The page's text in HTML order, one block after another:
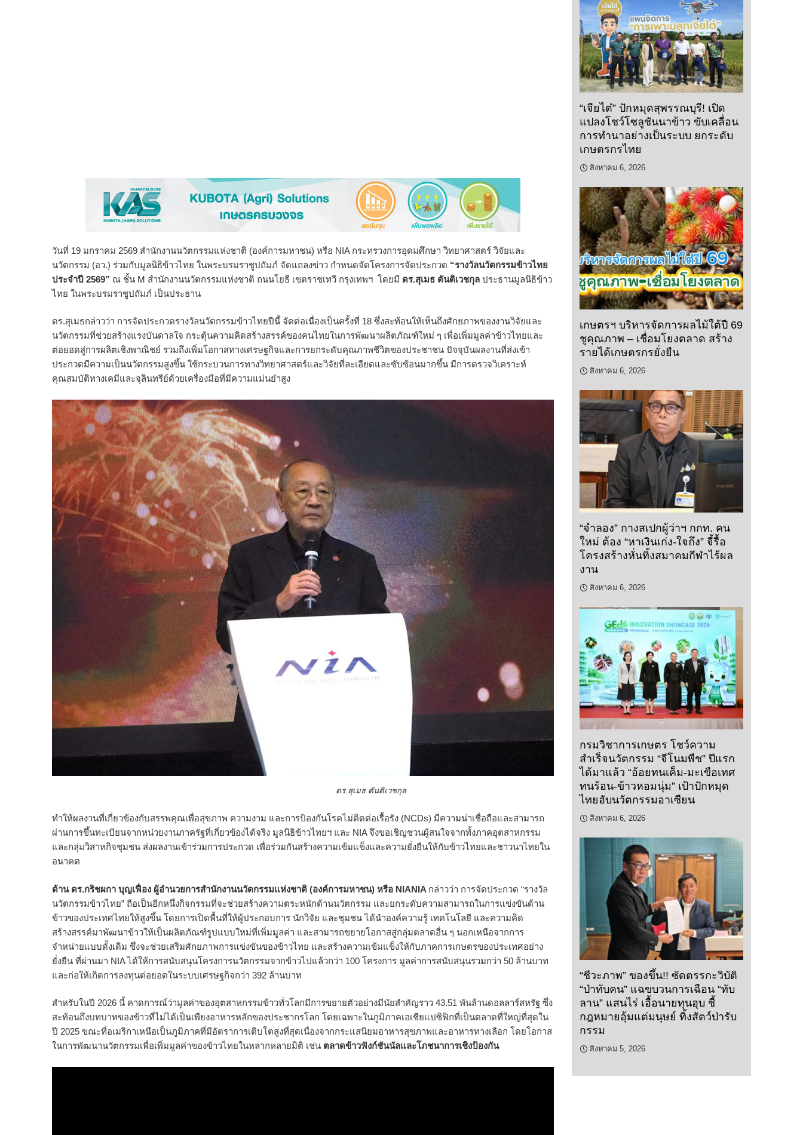
วันที่ 19 มกราคม 2569 สำนักงานนวัตกรรมแห่งชาติ (องค์การมหาชน) หรือ NIA กระทรวงการอุดมศึกษา วิทยาศาสตร์ วิจัยและ
นวัตกรรม (อว.) ร่วมกับมูลนิธิข้าวไทย ในพระบรมราชูปถัมภ์ จัดแถลงข่าว กำหนดจัดโครงการจัดประกวด “รางวัลนวัตกรรมข้าวไทย
ประจำปี 2569” ณ ชั้น M สำนักงานนวัตกรรมแห่งชาติ ถนนโยธี เขตราชเทวี กรุงเทพฯ โดยมี ดร.สุเมธ ตันติเวชกุล ประธานมูลนิธิข้าว
ไทย ในพระบรมราชูปถัมภ์ เป็นประธาน
ดร.สุเมธกล่าวว่า การจัดประกวดรางวัลนวัตกรรมข้าวไทยปีนี้ จัดต่อเนื่องเป็นครั้งที่ 18 ซึ่งสะท้อนให้เห็นถึงศักยภาพของงานวิจัยและ
นวัตกรรมที่ช่วยสร้างแรงบันดาลใจ กระตุ้นความคิดสร้างสรรค์ของคนไทยในการพัฒนาผลิตภัณฑ์ใหม่ ๆ เพื่อเพิ่มมูลค่าข้าวไทยและ
ต่อยอดสู่การผลิตเชิงพาณิชย์ รวมถึงเพิ่มโอกาสทางเศรษฐกิจและการยกระดับคุณภาพชีวิตของประชาชน ปัจจุบันผลงานที่ส่งเข้า
ประกวดมีความเป็นนวัตกรรมสูงขึ้น ใช้กระบวนการทางวิทยาศาสตร์และวิจัยที่ละเอียดและซับซ้อนมากขึ้น มีการตรวจวิเคราะห์
คุณสมบัติทางเคมีและจุลินทรีย์ด้วยเครื่องมือที่มีความแม่นยำสูง
ดร.สุเมธ ตันติเวชกุล
ทำให้ผลงานที่เกี่ยวข้องกับสรรพคุณเพื่อสุขภาพ ความงาม และการป้องกันโรคไม่ติดต่อเรื้อรัง (NCDs) มีความน่าเชื่อถือและสามารถ
ผ่านการขึ้นทะเบียนจากหน่วยงานภาครัฐที่เกี่ยวข้องได้จริง มูลนิธิข้าวไทยฯ และ NIA จึงขอเชิญชวนผู้สนใจจากทั้งภาคอุตสาหกรรม
และกลุ่มวิสาหกิจชุมชน ส่งผลงานเข้าร่วมการประกวด เพื่อร่วมกันสร้างความเข้มแข็งและความยั่งยืนให้กับข้าวไทยและชาวนาไทยใน
อนาคต
ด้าน ดร.กริชผกา บุญเฟื่อง ผู้อำนวยการสำนักงานนวัตกรรมแห่งชาติ (องค์การมหาชน) หรือ NIANIA กล่าวว่า การจัดประกวด “รางวัล
นวัตกรรมข้าวไทย” ถือเป็นอีกหนึ่งกิจกรรมที่จะช่วยสร้างความตระหนักด้านนวัตกรรม และยกระดับความสามารถในการแข่งขันด้าน
ข้าวของประเทศไทยให้สูงขึ้น โดยการเปิดพื้นที่ให้ผู้ประกอบการ นักวิจัย และชุมชน ได้นำองค์ความรู้ เทคโนโลยี และความคิด
สร้างสรรค์มาพัฒนาข้าวให้เป็นผลิตภัณฑ์รูปแบบใหม่ที่เพิ่มมูลค่า และสามารถขยายโอกาสสู่กลุ่มตลาดอื่น ๆ นอกเหนือจากการ
จำหน่ายแบบดั้งเดิม ซึ่งจะช่วยเสริมศักยภาพการแข่งขันของข้าวไทย และสร้างความเข้มแข็งให้กับภาคการเกษตรของประเทศอย่าง
ยั่งยืน ที่ผ่านมา NIA ได้ให้การสนับสนุนโครงการนวัตกรรมจากข้าวไปแล้วกว่า 100 โครงการ มูลค่าการสนับสนุนรวมกว่า 50 ล้านบาท
และก่อให้เกิดการลงทุนต่อยอดในระบบเศรษฐกิจกว่า 392 ล้านบาท
สำหรับในปี 2026 นี้ คาดการณ์ว่ามูลค่าของอุตสาหกรรมข้าวทั่วโลกมีการขยายตัวอย่างมีนัยสำคัญราว 43.51 พันล้านดอลลาร์สหรัฐ ซึ่ง
สะท้อนถึงบทบาทของข้าวที่ไม่ได้เป็นเพียงอาหารหลักของประชากรโลก โดยเฉพาะในภูมิภาคเอเชียแปซิฟิกที่เป็นตลาดที่ใหญ่ที่สุดใน
ปี 2025 ขณะที่อเมริกาเหนือเป็นภูมิภาคที่มีอัตราการเติบโตสูงที่สุดเนื่องจากกระแสนิยมอาหารสุขภาพและอาหารทางเลือก โดยโอกาส
ในการพัฒนานวัตกรรมเพื่อเพิ่มมูลค่าของข้าวไทยในหลากหลายมิติ เช่น ตลาดข้าวฟังก์ชันนัลและโภชนาการเชิงป้องกัน
“เจียไต๋” ปักหมุดสุพรรณบุรี! เปิด
แปลงโชว์โซลูชันนาข้าว ขับเคลื่อน
การทำนาอย่างเป็นระบบ ยกระดับ
เกษตรกรไทย
สิงหาคม 6, 2026
เกษตรฯ บริหารจัดการผลไม้ใต้ปี 69
ชูคุณภาพ – เชื่อมโยงตลาด สร้าง
รายได้เกษตรกรยั่งยืน
สิงหาคม 6, 2026
“จำลอง” กางสเปกผู้ว่าฯ กกท. คน
ใหม่ ต้อง “หาเงินเก่ง-ใจถึง” จี้รื้อ
โครงสร้างหั่นทิ้งสมาคมกีฬาไร้ผล
งาน
สิงหาคม 6, 2026
กรมวิชาการเกษตร โชว์ความ
สำเร็จนวัตกรรม “จีโนมพืช” ปีแรก
ได้มาแล้ว “อ้อยทนเค็ม-มะเขือเทศ
ทนร้อน-ข้าวหอมนุ่ม” เป้าปักหมุด
ไทยฮับนวัตกรรมอาเซียน
สิงหาคม 6, 2026
“ชีวะภาพ” ของขึ้น!! ซัดตรรกะวิบัติ
“ป่าทับคน” แฉขบวนการเฉือน “ทับ
ลาน” แสนไร่ เอื้อนายทุนฮุบ ชี้
กฎหมายอุ้มแต่มนุษย์ ทิ้งสัตว์ป่ารับ
กรรม
สิงหาคม 5, 2026